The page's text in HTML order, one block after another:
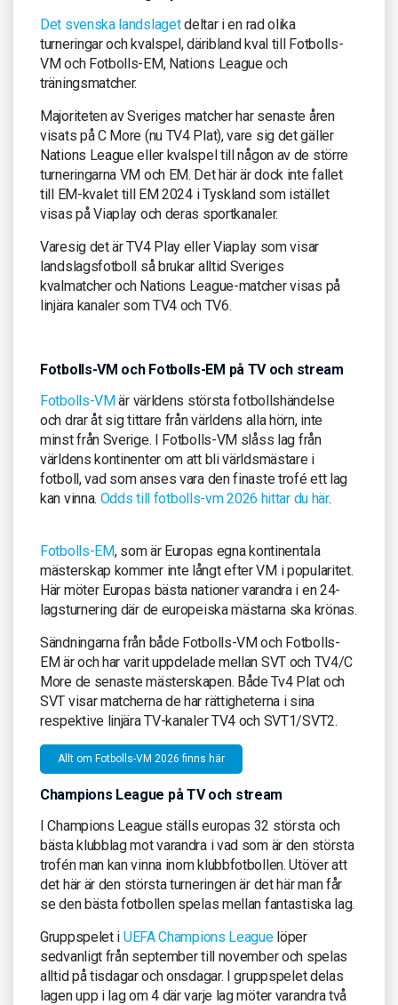
Det svenska landslagetdeltar i en rad olika
turneringar och kvalspel, däribland kval till Fotbolls-
VM och Fotbolls-EM, Nations League och
träningsmatcher.
Majoriteten av Sveriges matcher har senaste åren
visats på C More (nu TV4 Plat), vare sig det gäller
Nations League eller kvalspel till någon av de större
turneringarna VM och EM. Det här är dock inte fallet
till EM-kvalet till EM 2024 i Tyskland som istället
visas på Viaplay och deras sportkanaler.
Varesig det är TV4 Play eller Viaplay som visar
landslagsfotboll så brukar alltid Sveriges
kvalmatcher och Nations League-matcher visas på
linjära kanaler som TV4 och TV6.
Fotbolls-VM och Fotbolls-EM på TV och stream
Fotbolls-VMär världens största fotbollshändelse
och drar åt sig tittare från världens alla hörn, inte
minst från Sverige. I Fotbolls-VM slåss lag från
världens kontinenter om att bli världsmästare i
fotboll, vad som anses vara den finaste trofé ett lag
kan vinna. Odds till fotbolls-vm 2026 hittar du här.
Fotbolls-EM, som är Europas egna kontinentala
mästerskap kommer inte långt efter VM i popularitet.
Här möter Europas bästa nationer varandra i en 24-
lagsturnering där de europeiska mästarna ska krönas.
Sändningarna från både Fotbolls-VM och Fotbolls-
EM är och har varit uppdelade mellan SVT och TV4/C
More de senaste mästerskapen. Både Tv4 Plat och
SVT visar matcherna de har rättigheterna i sina
respektive linjära TV-kanaler TV4 och SVT1/SVT2.
Allt om Fotbolls-VM 2026 finns här
Champions League på TV och stream
I Champions League ställs europas 32 största och
bästa klubblag mot varandra i vad som är den största
trofén man kan vinna inom klubbfotbollen. Utöver att
det här är den största turneringen är det här man får
se den bästa fotbollen spelas mellan fantastiska lag.
Gruppspelet i UEFA Champions Leaguelöper
sedvanligt från september till november och spelas
alltid på tisdagar och onsdagar. I gruppspelet delas
lagen upp i lag om 4 där varje lag möter varandra två